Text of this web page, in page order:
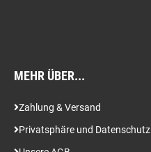
MEHR ÜBER...
Zahlung & Versand
Privatsphäre und Datenschutz